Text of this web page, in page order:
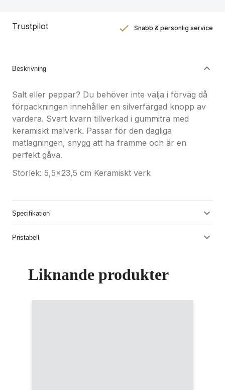
Trustpilot Snabb & personlig service
Beskrivning
Salt eller peppar? Du behöver inte välja i förväg då
förpackningen innehåller en silverfärgad knopp av
vardera. Svart kvarn tillverkad i gummiträ med
keramiskt malverk. Passar för den dagliga
matlagningen, snygg att ha framme och är en
perfekt gåva.
Storlek: 5,5x23,5 cm Keramiskt verk
Specifikation
Pristabell
Liknande produkter